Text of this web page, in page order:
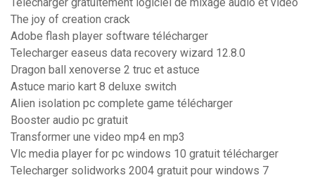
Telecharger gratuitement logiciel de mixage audio et video
The joy of creation crack
Adobe flash player software télécharger
Telecharger easeus data recovery wizard 12.8.0
Dragon ball xenoverse 2 truc et astuce
Astuce mario kart 8 deluxe switch
Alien isolation pc complete game télécharger
Booster audio pc gratuit
Transformer une video mp4 en mp3
Vlc media player for pc windows 10 gratuit télécharger
Telecharger solidworks 2004 gratuit pour windows 7